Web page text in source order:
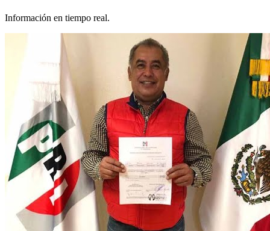
Información en tiempo real.